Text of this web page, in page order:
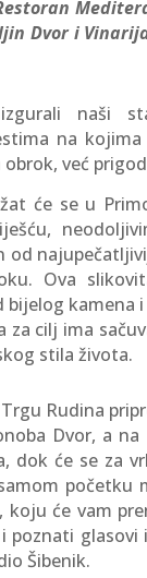
Dvor i
naši
na
već
će se u
od
Ova
kamena
cilj ima
stila života.
Rudina
Dvor, a
dok će se za
će vam
glasovi
Šibenik.